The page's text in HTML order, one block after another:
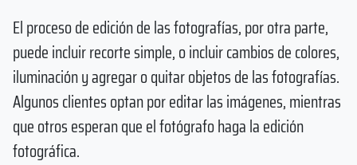
El proceso de edición de las fotografías, por otra parte,
puede incluir recorte simple, o incluir cambios de colores,
iluminación y agregar o quitar objetos de las fotografías.
Algunos clientes optan por editar las imágenes, mientras
que otros esperan que el fotógrafo haga la edición
fotográfica.